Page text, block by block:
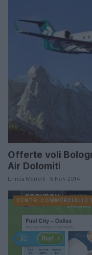
Offerte voli
Air Dolomiti
Enrica Marrelli · 5 Nov 2014
CENTRI COMMERCIALI E